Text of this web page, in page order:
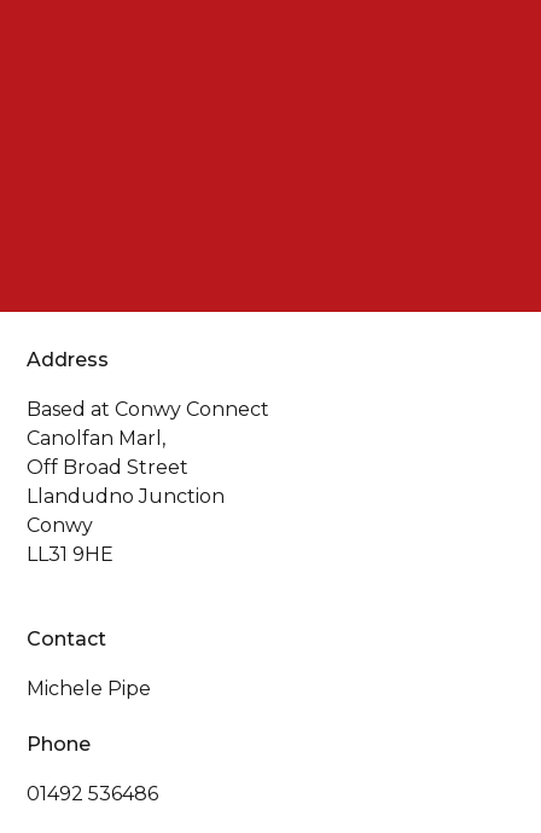
Address
Based at Conwy Connect
Canolfan Marl,
Off Broad Street
Llandudno Junction
Conwy
LL31 9HE
Contact
Michele Pipe
Phone
01492 536486